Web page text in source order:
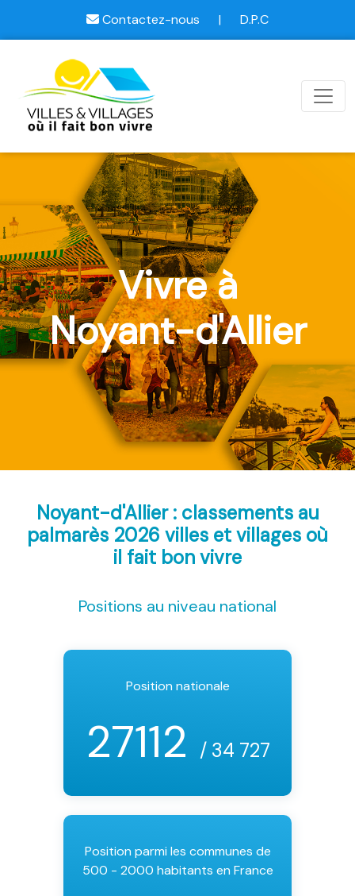
Contactez-nous | D.P.C
Vivre à
Noyant-d'Allier
Noyant-d'Allier : classements au
palmarès 2026 villes et villages où
il fait bon vivre
Positions au niveau national
Position nationale
27112 / 34 727
Position parmi les communes de
500 - 2000 habitants en France